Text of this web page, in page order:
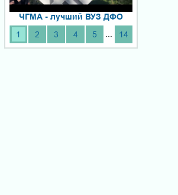
ЧГМА - лучший ВУЗ ДФО
1
2 3 4 5 ... 14